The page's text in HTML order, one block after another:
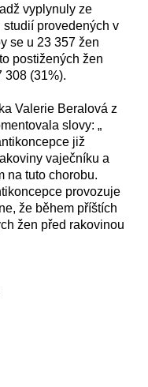
vyplynuly ze
provedených v
se u 23 357 žen
postižených žen
308 (31%).
Valerie Beralová z
slovy: „
již
vaječníku a
na tuto chorobu.
provozuje
že během příštích
žen před rakovinou